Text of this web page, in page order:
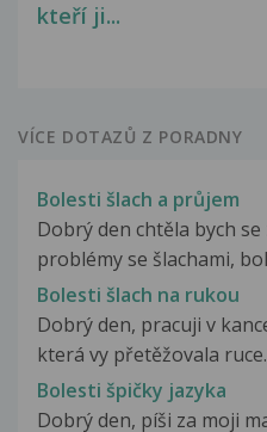
kteří ji...
VÍCE DOTAZŮ Z PORADNY
Bolesti šlach a průjem
Dobrý den chtěla bych
problémy se šlachami,
Bolesti šlach na rukou
Dobrý den, pracuji v
která vy přetěžovala
Bolesti špičky jazyka
Dobrý den, píši za moji